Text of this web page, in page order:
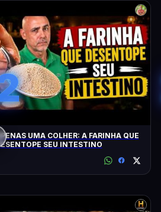
UMA COLHER: A FARINHA QUE
SEU INTESTINO